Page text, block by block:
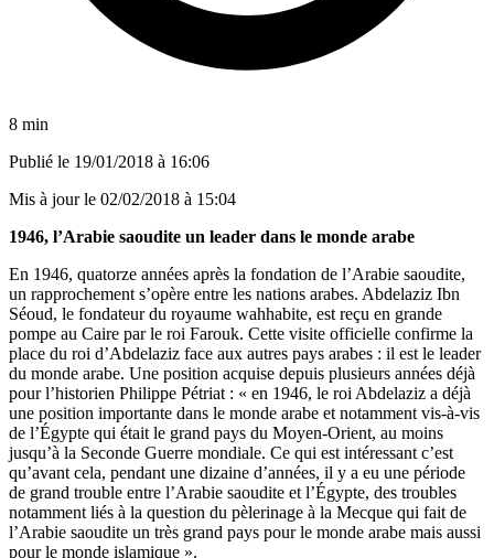
8 min
Publié le 19/01/2018 à 16:06
Mis à jour le 02/02/2018 à 15:04
1946, l’Arabie saoudite un leader dans le monde arabe
En 1946, quatorze années après la fondation de l’Arabie saoudite,
un rapprochement s’opère entre les nations arabes. Abdelaziz Ibn
Séoud, le fondateur du royaume wahhabite, est reçu en grande
pompe au Caire parle roi Farouk. Cette visite officielle confirme la
place du roi d’Abdelaziz face aux autres pays arabes : il est le leader
du monde arabe. Une position acquise depuis plusieurs années déjà
pour l’historien Philippe Pétriat : « en 1946, le roi Abdelaziz a déjà
une position importante dans le monde arabe et notamment vis-à-vis
de l’Égypte qui était le grand pays du Moyen-Orient, au moins
jusqu’à la Seconde Guerre mondiale. Ce qui est intéressant c’est
qu’avant cela, pendant une dizaine d’années, il y a eu une période
de grand trouble entre l’Arabie saoudite et l’Égypte, des troubles
notamment liés à la question du pèlerinage à la Mecque qui fait de
l’Arabie saoudite un très grand pays pour le monde arabe mais aussi
pour le monde islamique ».